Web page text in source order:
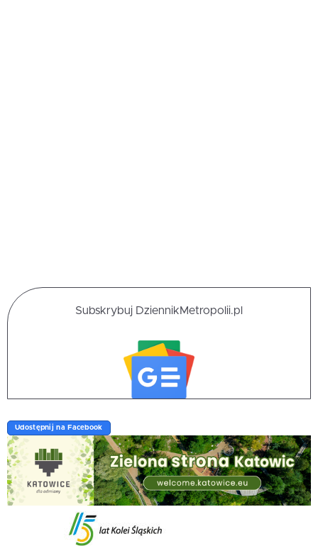
Subskrybuj DziennikMetropolii.pl
Udostępnij na Facebook